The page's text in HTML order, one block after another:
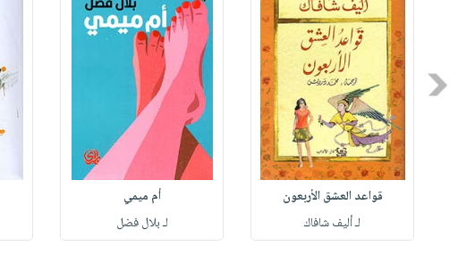
Previous
قواعد العشق الأربعون
لـ أليف شافاك
أم ميمي
لـ بلال فضل